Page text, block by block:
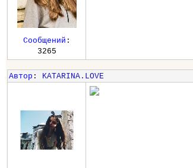
Сообщений :
3265
Автор : KATARINA.LOVE